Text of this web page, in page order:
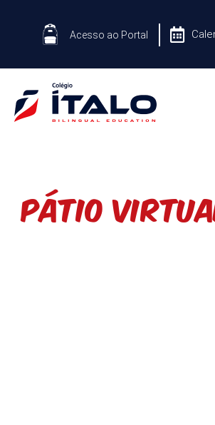
Acesso ao Portal
Pátio